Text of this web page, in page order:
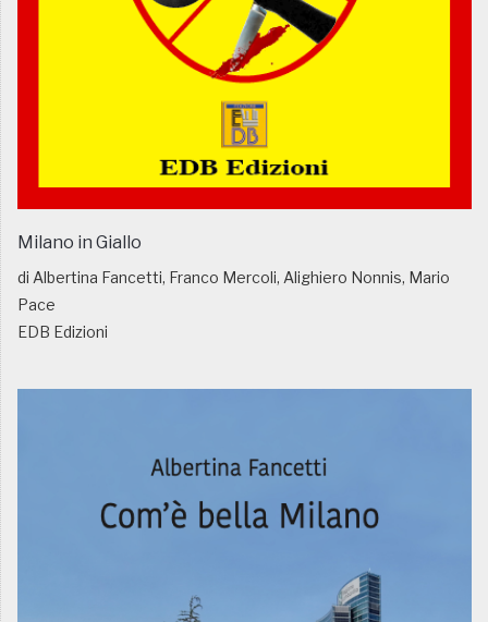
Milano in Giallo
di Albertina Fancetti, Franco Mercoli, Alighiero Nonnis, Mario
Pace
EDB Edizioni